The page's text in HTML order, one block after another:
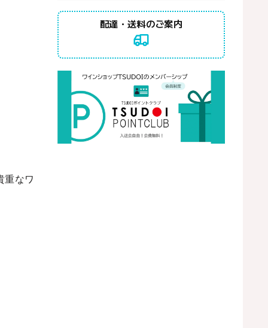
配達・送料のご案内
重なワ